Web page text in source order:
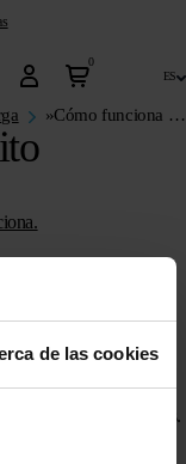
de las cookies
0
es
» Cómo funciona el crédito prepago?
estándar, cada
integrada que funciona
una tarjeta SIM tú
o 24 meses de crédito.
de todas las funciones.